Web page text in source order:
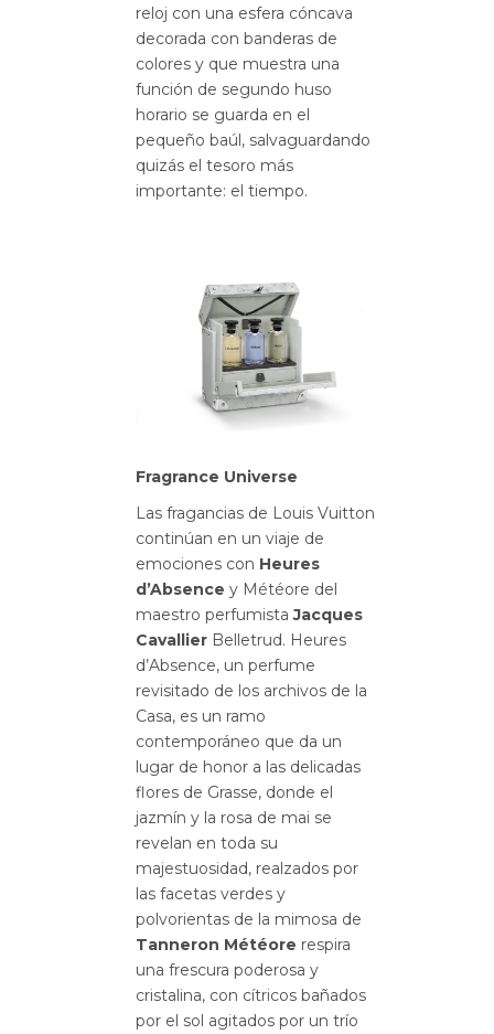
reloj con una esfera cóncava
decorada con banderas de
colores y que muestra una
función de segundo huso
horario se guarda en el
pequeño baúl, salvaguardando
quizás el tesoro más
importante: el tiempo.
Fragrance Universe
Las fragancias de Louis Vuitton
continúan en un viaje de
emociones con Heures
d’Absence y Météore del
maestro perfumista Jacques
Cavallier Belletrud. Heures
d’Absence, un perfume
revisitado de los archivos de la
Casa, es un ramo
contemporáneo que da un
lugar de honor a las delicadas
flores de Grasse, donde el
jazmín y la rosa de mai se
revelan en toda su
majestuosidad, realzados por
las facetas verdes y
polvorientas de la mimosa de
Tanneron Météore respira
una frescura poderosa y
cristalina, con cítricos bañados
por el sol agitados por un trío